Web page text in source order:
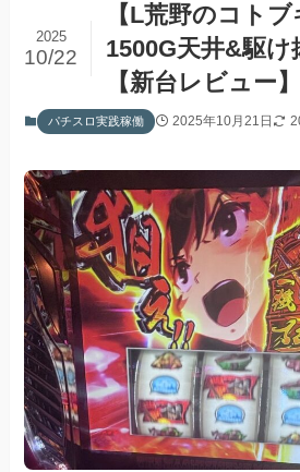
【L荒野のコトブ
1500G天井&駆
【新台レビュー】
2025
10/22
パチスロ実践稼働 2025年10月21日